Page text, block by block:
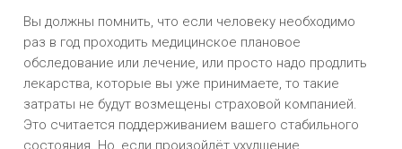
Вы должны помнить, что если человеку необходимо
раз в год проходить медицинское плановое
обследование или лечение, или просто надо продлить
лекарства, которые вы уже принимаете, то такие
затраты не будут возмещены страховой компанией.
Это считается поддерживанием вашего стабильного
состояния. Но, если произойдёт ухудшение